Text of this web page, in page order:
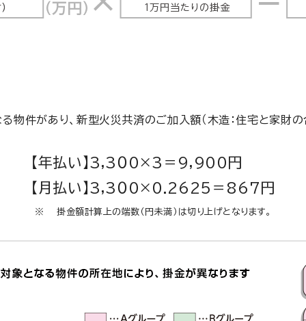
物件があり、新型火災共済のご加入額（木造：住宅と家財
【年払い】3,3０0×3＝9,900円
【月払い】3,3０0×0.2625＝867円
掛金額計算上の端数（円未満）は切り上げとなります。